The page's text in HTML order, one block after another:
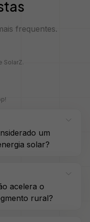
frequentes.
SolarZ.
um
solar?
acelera o
rural?